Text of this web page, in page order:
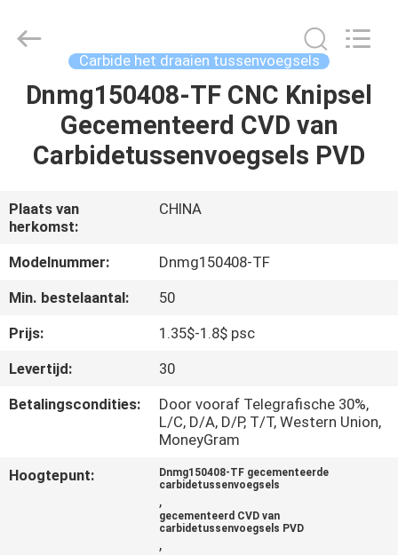
THUIS
PRODUCTEN
OVER
ONS
FABRIEKSREIS
CONTACTEER
Carbide het draaien tussenvoegsels
Dnmg150408-TF CNC Knipsel
Gecementeerd CVD van
Carbidetussenvoegsels PVD
Plaats van
herkomst:
CHINA
Modelnummer:
Dnmg150408-TF
Min. bestelaantal:
50
Prijs:
1.35$-1.8$ psc
Levertijd:
30
Betalingscondities:
Door vooraf Telegrafische 30%,
L/C, D/A, D/P, T/T, Western Union,
MoneyGram
Hoogtepunt:
Dnmg150408-TF gecementeerde
carbidetussenvoegsels
,
gecementeerd CVD van
carbidetussenvoegsels PVD
,